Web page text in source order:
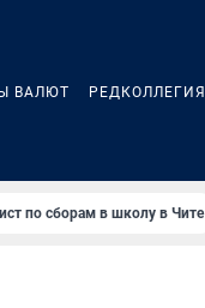
ВАЛЮТ РЕДКОЛЛЕГИЯ
по сборам в школу в Чите